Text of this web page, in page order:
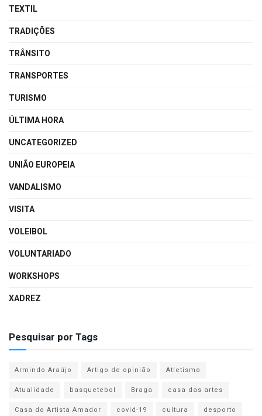
TEXTIL
TRADIÇÕES
TRÂNSITO
TRANSPORTES
TURISMO
ÚLTIMA HORA
UNCATEGORIZED
UNIÃO EUROPEIA
VANDALISMO
VISITA
VOLEIBOL
VOLUNTARIADO
WORKSHOPS
XADREZ
Pesquisar por Tags
Armindo Araújo Artigo de opinião
Atletismo
Atualidade
basquetebol Braga
casa das artes
Casa do Artista Amador
covid-19 cultura
desporto